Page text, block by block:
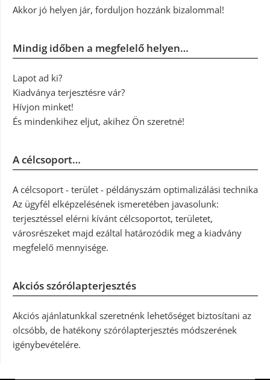
Akkor jó helyen jár, forduljon hozzánk bizalommal!
Mindig időben a megfelelő helyen…
Lapot ad ki?
Kiadványa terjesztésre vár?
Hívjon minket!
És mindenkihez eljut, akihez Ön szeretné!
A célcsoport…
A célcsoport - terület - példányszám optimalizálási technika
Az ügyfél elképzelésének ismeretében javasolunk:
terjesztéssel elérni kívánt célcsoportot, területet,
városrészeket majd ezáltal határozódik meg a kiadvány
megfelelő mennyisége.
Akciós szórólapterjesztés
Akciós ajánlatunkkal szeretnénk lehetőséget biztosítani az
olcsóbb, de hatékony szórólapterjesztés módszerének
igénybevételére.